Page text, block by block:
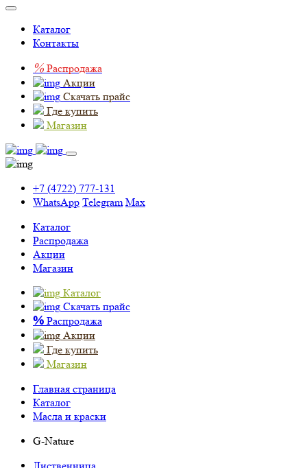
Каталог
Контакты
% Распродажа
Акции
Скачать прайс
Где купить
Магазин
+7 (4722) 777-131
WhatsApp Telegram Max
Каталог
Распродажа
Акции
Магазин
Каталог
Скачать прайс
% Распродажа
Акции
Где купить
Магазин
Главная страница
Каталог
Масла и краски
G-Nature